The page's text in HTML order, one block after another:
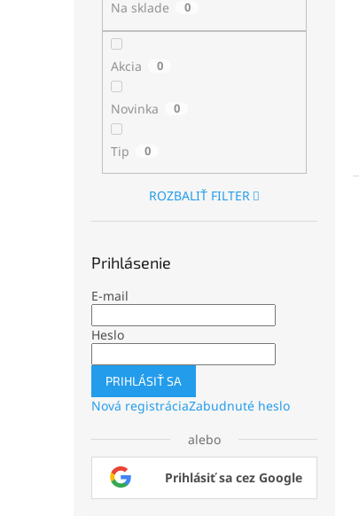
Na sklade 0
Akcia 0
Novinka 0
Tip 0
ROZBALIŤ FILTER
Prihlásenie
E-mail
Heslo
PRIHLÁSIŤ SA
Nová registráciaZabudnuté heslo
alebo
Prihlásiť sa cez Google